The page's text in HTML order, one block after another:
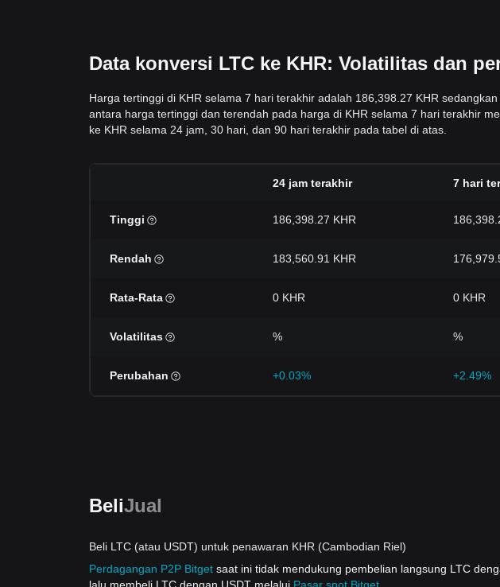
Data konversi LTC ke KHR: Volatilitas dan
Harga tertinggi di KHR selama 7 hari terakhir adalah 186,398.27 KHR
antara harga tertinggi dan terendah pada harga di KHR selama 7 hari terakhir
ke KHR selama 24 jam, 30 hari, dan 90 hari terakhir pada tabel di atas.
24 jam terakhir 7 hari
Tinggi 186,398.27 KHR
Rendah 183,560.91 KHR
Rata-Rata 0 KHR 0 KHR
Volatilitas % %
Perubahan +0.03% +2.49%
BeliJual
Beli LTC (atau USDT) untuk penawaran KHR (Cambodian Riel)
Perdagangan P2P Bitget saat ini tidak mendukung pembelian langsung LTC